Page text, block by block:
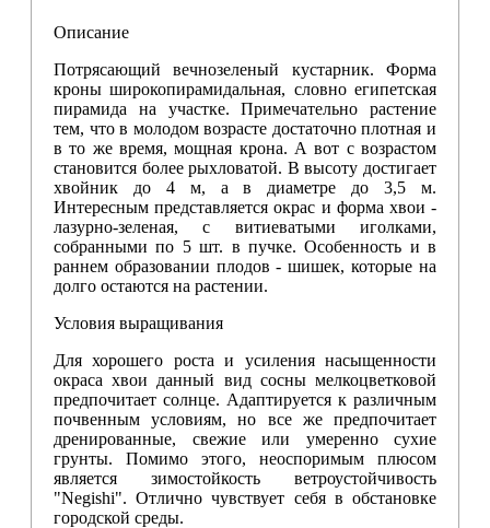
Описание
Потрясающий вечнозеленый кустарник. Форма
кроны широкопирамидальная, словно египетская
пирамида на участке. Примечательно растение
тем, что в молодом возрасте достаточно плотная и
в то же время, мощная крона. А вот с возрастом
становится более рыхловатой. В высоту достигает
хвойник до 4 м, а в диаметре до 3,5 м.
Интересным представляется окрас и форма хвои -
лазурно-зеленая, с витиеватыми иголками,
собранными по 5 шт. в пучке. Особенность и в
раннем образовании плодов - шишек, которые на
долго остаются на растении.
Условия выращивания
Для хорошего роста и усиления насыщенности
окраса хвои данный вид сосны мелкоцветковой
предпочитает солнце. Адаптируется к различным
почвенным условиям, но все же предпочитает
дренированные, свежие или умеренно сухие
грунты. Помимо этого, неоспоримым плюсом
является зимостойкость ветроустойчивость
"Negishi". Отлично чувствует себя в обстановке
городской среды.